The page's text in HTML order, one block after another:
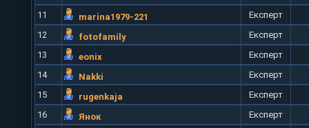
11 marina1979-221
Експерт
12
fotofamily
Експерт
13
eonix
Експерт
14
Nakki
Експерт
15
rugenkaja
Експерт
16
Янок
Експерт